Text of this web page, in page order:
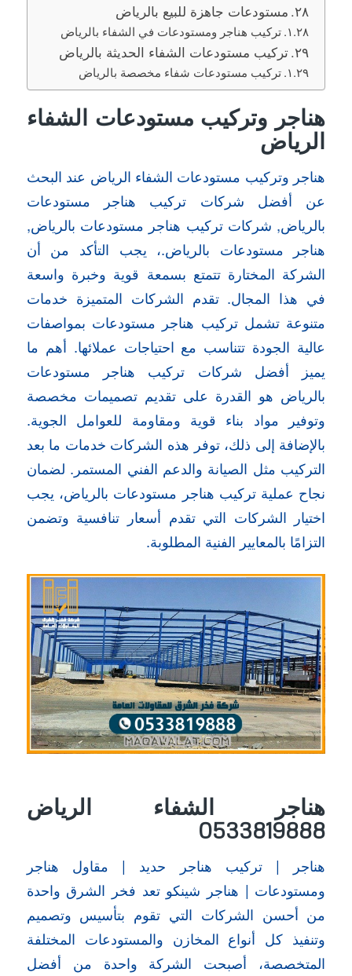
مستودعات جاهزة للبيع بالرياض
تركيب هناجر ومستودعات في الشفاء بالرياض
تركيب مستودعات الشفاء الحديثة بالرياض
تركيب مستودعات شفاء مخصصة بالرياض
هناجر وتركيب مستودعات الشفاء
الرياض
هناجر وتركيب مستودعات الشفاء الرياض عند البحث
عن أفضل شركات تركيب هناجر مستودعات
بالرياض, شركات تركيب هناجر مستودعات بالرياض,
هناجر مستودعات بالرياض.، يجب التأكد من أن
الشركة المختارة تتمتع بسمعة قوية وخبرة واسعة
في هذا المجال. تقدم الشركات المتميزة خدمات
متنوعة تشمل تركيب هناجر مستودعات بمواصفات
عالية الجودة تتناسب مع احتياجات عملائها. أهم ما
يميز أفضل شركات تركيب هناجر مستودعات
بالرياض هو القدرة على تقديم تصميمات مخصصة
وتوفير مواد بناء قوية ومقاومة للعوامل الجوية.
بالإضافة إلى ذلك، توفر هذه الشركات خدمات ما بعد
التركيب مثل الصيانة والدعم الفني المستمر. لضمان
نجاح عملية تركيب هناجر مستودعات بالرياض، يجب
اختيار الشركات التي تقدم أسعار تنافسية وتضمن
التزامًا بالمعايير الفنية المطلوبة.
هناجر الشفاء الرياض
0533819888
هناجر | تركيب هناجر حديد | مقاول هناجر
ومستودعات | هناجر شينكو تعد فخر الشرق واحدة
من أحسن الشركات التي تقوم بتأسيس وتصميم
وتنفيذ كل أنواع المخازن والمستودعات المختلفة
المتخصصة، أصبحت الشركة واحدة من أفضل